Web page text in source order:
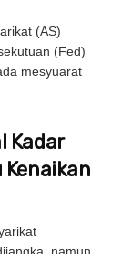
(AS)
(Fed)
mesyuarat
Kadar
Kenaikan